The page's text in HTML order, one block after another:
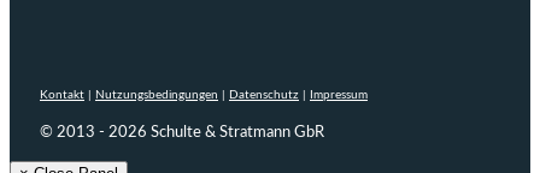
Kontakt Nutzungsbedingungen Datenschutz Impressum
© 2013 - 2026 Schulte & Stratmann GbR